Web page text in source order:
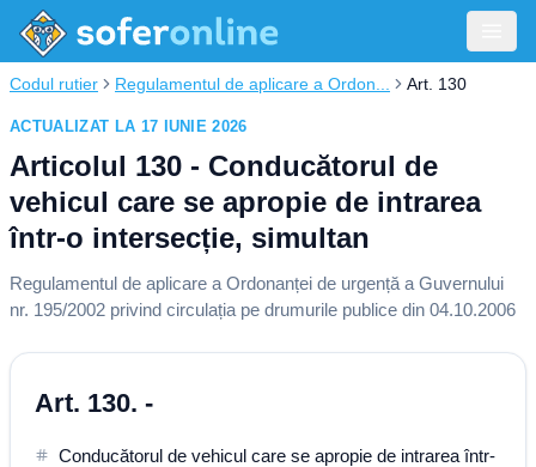
Codul rutier Regulamentul de aplicare a Ordon... Art. 130
ACTUALIZAT LA 17 IUNIE 2026
Articolul 130 - Conducătorul de
vehicul care se apropie de intrarea
într-o intersecție, simultan
Regulamentul de aplicare a Ordonanței de urgență a Guvernului
nr. 195/2002 privind circulația pe drumurile publice din 04.10.2006
Art. 130. -
Conducătorul de vehicul care se apropie de intrarea într-